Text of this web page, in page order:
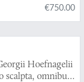
Plate 3.3.
€750.00
Hoefnagelii
scalpta, omnibus